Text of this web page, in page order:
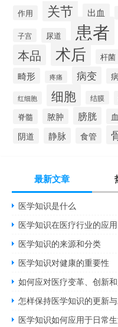
作用 关节 出血
子宫 尿道 患者
本品 术后 杆菌
畸形 疼痛 病变
红细胞 细胞 结膜
脊髓 脓肿 膀胱
阴道 静脉 食管
最新文章
医学知识是什么
医学知识在医疗行业的应用
医学知识的来源和分类
医学知识对健康的重要性
如何应对医疗变革、创新
怎样保持医学知识的更新
医学知识如何应用于日常